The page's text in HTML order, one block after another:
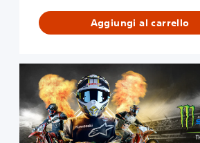
Aggiungi al carrello
c
i
a